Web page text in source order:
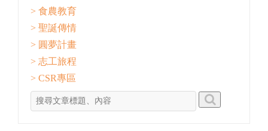
> 食農教育
> 聖誕傳情
> 圓夢計畫
> 志工旅程
> CSR專區